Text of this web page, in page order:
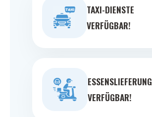
TAXI-DIENSTE
VERFÜGBAR!
ESSENSLIEFERUNG
VERFÜGBAR!